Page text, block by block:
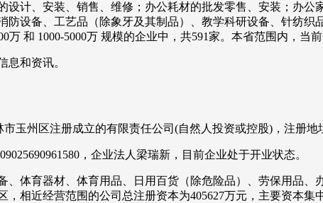
计、安装、销售、维修；办公耗材的批发零售、安装；办
设备、工艺品（除象牙及其制品）、教学科研设备、针纺
和 1000-5000万 规模的企业中，共591家。本省范围内，当
息和资讯。
玉州区注册成立的有限责任公司(自然人投资或控股)，注册地
，企业法人梁瑞新，目前企业处于开业状态。
体育器材、体育用品、日用百货（除危险品）、劳保用品、
相近经营范围的公司总注册资本为405627万元，主要资本集